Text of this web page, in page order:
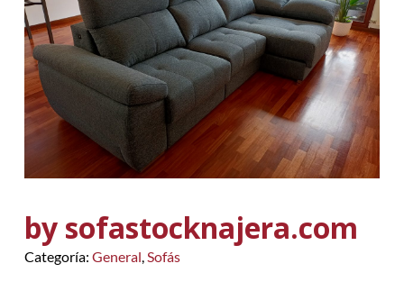
by sofastocknajera.com
Categoría: General Sofás